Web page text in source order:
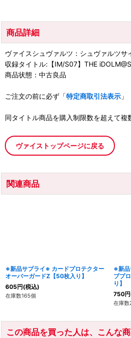
商品詳細
ヴァイスシュヴァルツ：シュヴァルツサ
収録タイトル:【IM/S07】THE
商品状態：中古良品
ご注文の前に必ず「特定商取引法表示 」
同タイトル商品を購入制限数を超えて
ヴァイストップページに戻る
関連商品
※新品サプライ※ カードプロテクター
オーバーガードZ【50枚入り】
605円(税込)
在庫数165個
※新品
ブプ
り】
750円
在庫数
この商品を買った人は、こんな